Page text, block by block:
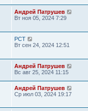
Андрей Патрушев
Вт ноя 05, 2024 7:29
РСТ
Вт сен 24, 2024 12:51
Андрей Патрушев
Вс авг 25, 2024 11:15
Андрей Патрушев
Ср июл 03, 2024 19:17